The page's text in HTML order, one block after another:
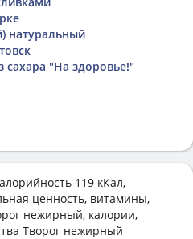
натуральный
сахара "На здоровье!"
119 кКал,
ценность, витамины,
нежирный, калории,
Творог нежирный